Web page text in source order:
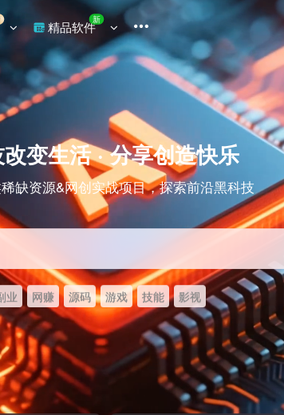
精品软件新
变生活 · 分享创造快乐
缺资源&网创实战项目，探索前沿黑科技
业 网赚 源码 游戏 技能 影视